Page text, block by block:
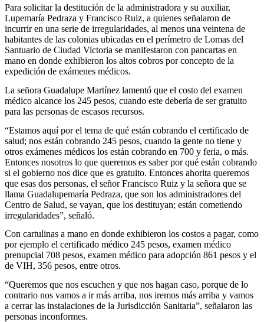
Para solicitar la destitución de la administradora y su auxiliar,
Lupemaría Pedraza y Francisco Ruiz, a quienes señalaron de
incurrir en una serie de irregularidades, al menos una veintena de
habitantes de las colonias ubicadas en el perímetro de Lomas del
Santuario de Ciudad Victoria se manifestaron con pancartas en
mano en donde exhibieron los altos cobros por concepto de la
expedición de exámenes médicos.
La señora Guadalupe Martínez lamentó que el costo del examen
médico alcance los 245 pesos, cuando este debería de ser gratuito
para las personas de escasos recursos.
“Estamos aquí por el tema de qué están cobrando el certificado de
salud; nos están cobrando 245 pesos, cuando la gente no tiene y
otros exámenes médicos los están cobrando en 700 y feria, o más.
Entonces nosotros lo que queremos es saber por qué están cobrando
si el gobierno nos dice que es gratuito. Entonces ahorita queremos
que esas dos personas, el señor Francisco Ruiz y la señora que se
llama Guadalupemaría Pedraza, que son los administradores del
Centro de Salud, se vayan, que los destituyan; están cometiendo
irregularidades”, señaló.
Con cartulinas a mano en donde exhibieron los costos a pagar, como
por ejemplo el certificado médico 245 pesos, examen médico
prenupcial 708 pesos, examen médico para adopción 861 pesos y el
de VIH, 356 pesos, entre otros.
“Queremos que nos escuchen y que nos hagan caso, porque de lo
contrario nos vamos a ir más arriba, nos iremos más arriba y vamos
a cerrar las instalaciones de la Jurisdicción Sanitaria”, señalaron las
personas inconformes.